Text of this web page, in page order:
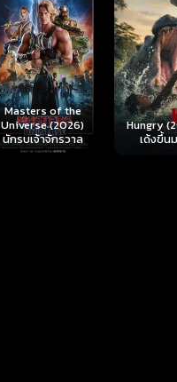
Hungry (2026) มัน
เด้งขึ้นมาแดก
Ready
Here I
(2026)
ตา